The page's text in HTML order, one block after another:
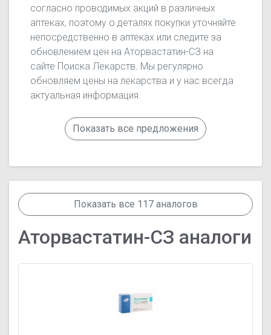
согласно проводимых акций в различных
аптеках, поэтому о деталях покупки уточняйте
непосредственно в аптеках или следите за
обновлением цен на Аторвастатин-СЗ на
сайте Поиска Лекарств. Мы регулярно
обновляем цены на лекарства и у нас всегда
актуальная информация.
Показать все предложения
Показать все 117 аналогов
Аторвастатин-СЗ аналоги